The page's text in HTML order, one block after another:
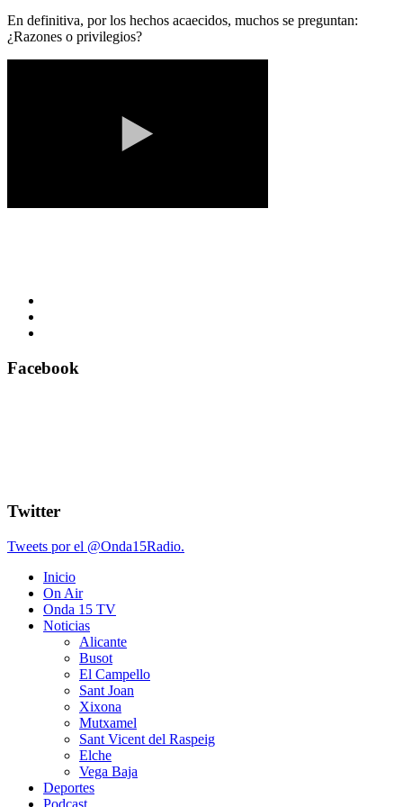
En definitiva, por los hechos acaecidos, muchos se preguntan:
¿Razones o privilegios?
Facebook
Twitter
Tweets por el @Onda15Radio.
Inicio
On Air
Onda 15 TV
Noticias
Alicante
Busot
El Campello
Sant Joan
Xixona
Mutxamel
Sant Vicent del Raspeig
Elche
Vega Baja
Deportes
Podcast